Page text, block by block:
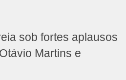
sob fortes aplausos
Martins e